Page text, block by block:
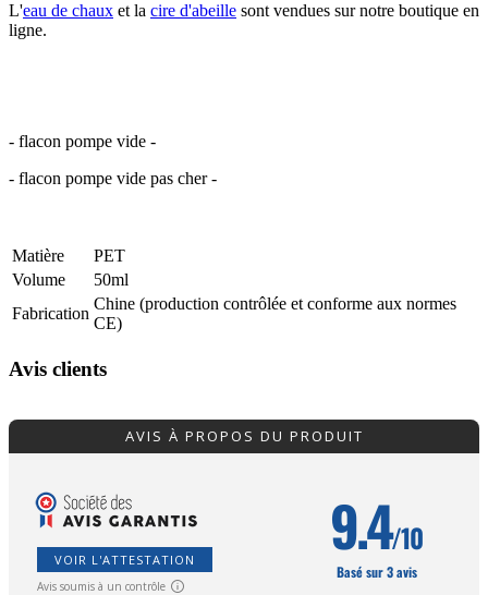
L'eau de chaux et la cire d'abeille sont vendues sur notre boutique en
ligne.
- flacon pompe vide -
- flacon pompe vide pas cher -
Matière
PET
Volume
50ml
Fabrication
Chine (production contrôlée et conforme aux normes
CE)
Avis clients
AVIS À PROPOS DU PRODUIT
VOIR L'ATTESTATION
Avis soumis à un contrôle
9.4/10
Basé sur 3 avis